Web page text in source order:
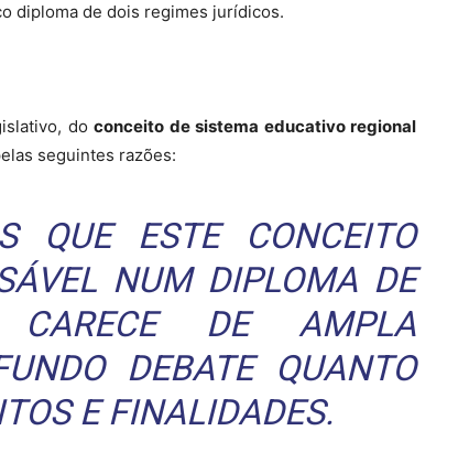
diploma de dois regimes jurídicos.
do conceito de sistema educativo regional
seguintes razões:
QUE ESTE CONCEITO
NUM DIPLOMA DE
CARECE DE AMPLA
DEBATE QUANTO
E FINALIDADES.